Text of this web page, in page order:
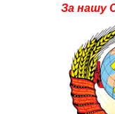
За нашу